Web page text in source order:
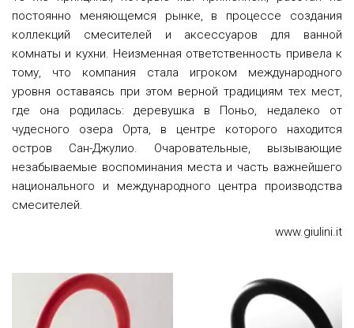
постоянно меняющемся рынке, в процессе создания
коллекций смесителей и аксессуаров для ванной
комнаты и кухни. Неизменная ответственность привела к
тому, что компания стала игроком международного
уровня оставаясь при этом верной традициям тех мест,
где она родилась: деревушка в Поньо, недалеко от
чудесного озера Орта, в центре которого находится
остров Сан-Джулио. Очаровательные, вызывающие
незабываемые воспоминания места и часть важнейшего
национального и международного центра производства
смесителей.
www.giulini.it